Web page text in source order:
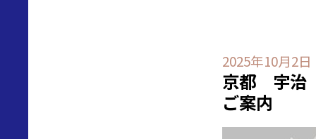
2025年10月2日
京都 宇治
ご案内